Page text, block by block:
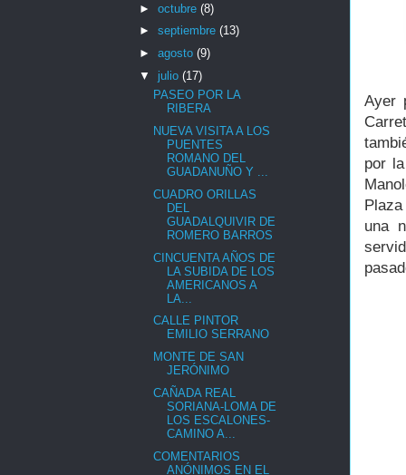
Ayer
por
una
► octubre (8)
► septiembre (13)
► agosto (9)
▼ julio (17)
PASEO POR LA
RIBERA
NUEVA VISITA A LOS
PUENTES
ROMANO DEL
GUADANUÑO Y ...
CUADRO ORILLAS
DEL
GUADALQUIVIR DE
ROMERO BARROS
CINCUENTA AÑOS DE
LA SUBIDA DE LOS
AMERICANOS A
LA...
CALLE PINTOR
EMILIO SERRANO
MONTE DE SAN
JERÓNIMO
CAÑADA REAL
SORIANA-LOMA DE
LOS ESCALONES-
CAMINO A...
COMENTARIOS
ANÓNIMOS EN EL